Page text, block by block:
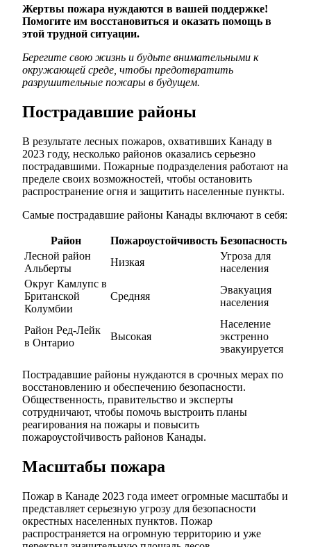
Жертвы пожара нуждаются в вашей поддержке!
Помогите им восстановиться и оказать помощь в
этой трудной ситуации.
Берегите свою жизнь и будьте внимательными к
окружающей среде, чтобы предотвратить
разрушительные пожары в будущем.
Пострадавшие районы
В результате лесных пожаров, охвативших Канаду в
2023 году, несколько районов оказались серьезно
пострадавшими. Пожарные подразделения работают на
пределе своих возможностей, чтобы остановить
распространение огня и защитить населенные пункты.
Самые пострадавшие районы Канады включают в себя:
Район Пожароустойчивость Безопасность
Лесной район
Альберты
Низкая
Угроза для
населения
Округ Камлупс в
Британской
Колумбии
Средняя
Эвакуация
населения
Район Ред-Лейк
в Онтарио
Высокая
Население
экстренно
эвакуируется
Пострадавшие районы нуждаются в срочных мерах по
восстановлению и обеспечению безопасности.
Общественность, правительство и эксперты
сотрудничают, чтобы помочь выстроить планы
реагирования на пожары и повысить
пожароустойчивость районов Канады.
Масштабы пожара
Пожар в Канаде 2023 года имеет огромные масштабы и
представляет серьезную угрозу для безопасности
окрестных населенных пунктов. Пожар
распространяется на огромную территорию и уже